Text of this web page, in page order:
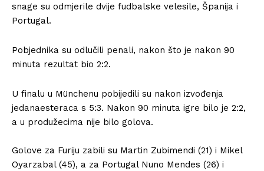
snage su odmjerile dvije fudbalske velesile, Španija i
Portugal.
Pobjednika su odlučili penali, nakon što je nakon 90
minuta rezultat bio 2:2.
U finalu u Münchenu pobijedili su nakon izvođenja
jedanaesteraca s 5:3. Nakon 90 minuta igre bilo je 2:2,
a u produžecima nije bilo golova.
Golove za Furiju zabili su Martin Zubimendi (21) i Mikel
Oyarzabal (45), a za Portugal Nuno Mendes (26) i